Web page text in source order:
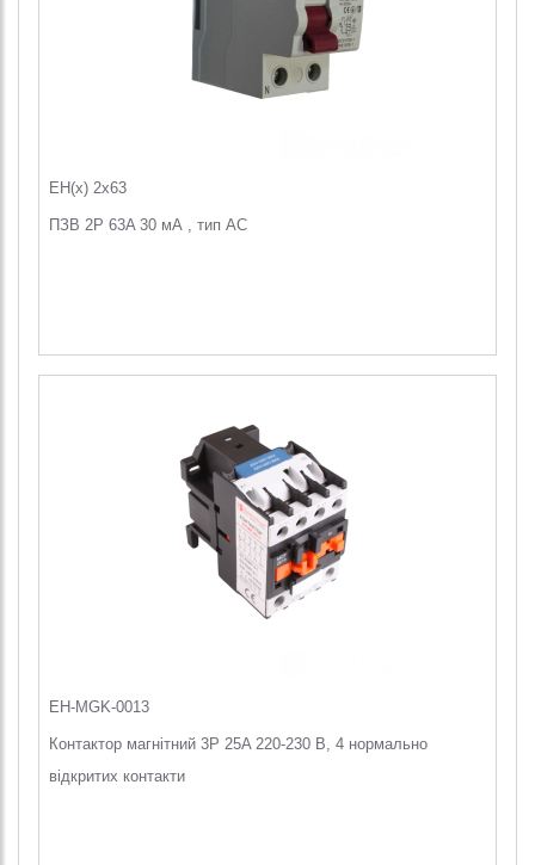
EH(x) 2x63
ПЗВ 2Р 63A 30 мА , тип АС
EH-MGK-0013
Контактор магнітний 3P 25A 220-230 В, 4 нормально
відкритих контакти